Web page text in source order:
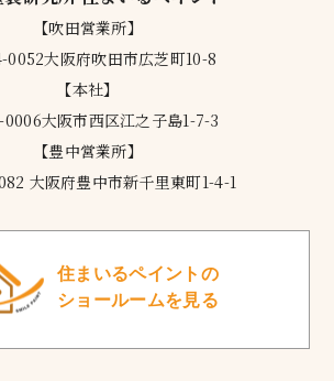
【吹田営業所】
0052大阪府吹田市広芝町10-8
【本社】
0006大阪市西区江之子島1-7-3
【豊中営業所】
大阪府豊中市新千里東町1-4-1
住まいるペイントの
ショールームを見る